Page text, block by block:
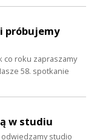
próbujemy
co roku zapraszamy
58. spotkanie
w studiu
studio